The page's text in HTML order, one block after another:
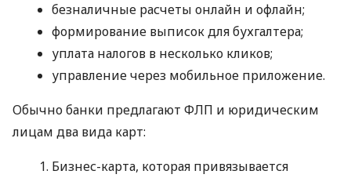
безналичные расчеты онлайн и офлайн;
формирование выписок для бухгалтера;
уплата налогов в несколько кликов;
управление через мобильное приложение.
Обычно банки предлагают ФЛП и юридическим
лицам два вида карт:
Бизнес-карта, которая привязывается